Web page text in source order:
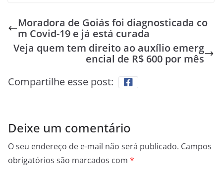
Moradora de Goiás foi diagnosticada co
m Covid-19 e já está curada
Veja quem tem direito ao auxílio emerg
encial de R$ 600 por mês
Compartilhe esse post:
Deixe um comentário
O seu endereço de e-mail não será publicado. Campos
obrigatórios são marcados com *